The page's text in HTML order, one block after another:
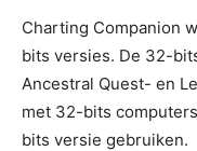
Charting Companion
bits versies. De 32-
Ancestral Quest- en
met 32-bits
bits versie gebruiken.